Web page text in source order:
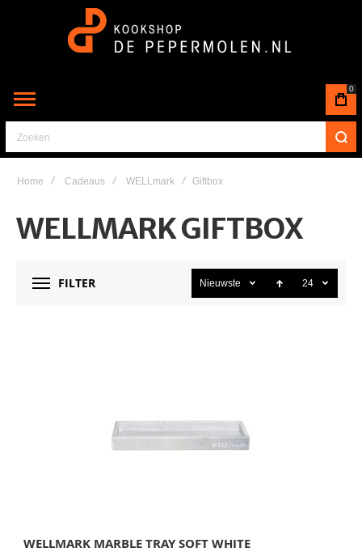
0
Zoeken
Home Cadeaus WELLmark Giftbox
WELLMARK GIFTBOX
FILTER Nieuwste 24
WELLMARK MARBLE TRAY SOFT WHITE